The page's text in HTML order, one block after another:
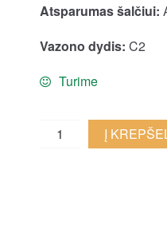
Atsparumas šalčiui:
Vazono dydis: C2
Turime
Žvynuotasis
kadagys
Į